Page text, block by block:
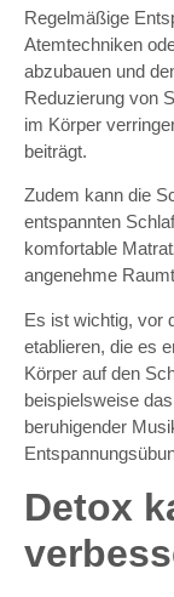
Regelmäßige
Atemtechniken
abzubauen und
Reduzierung von
im Körper
beiträgt.
Zudem kann die
entspannten
komfortable
angenehme
Es ist wichtig, vor
etablieren, die es
Körper auf den
beispielsweise
beruhigender
Detox